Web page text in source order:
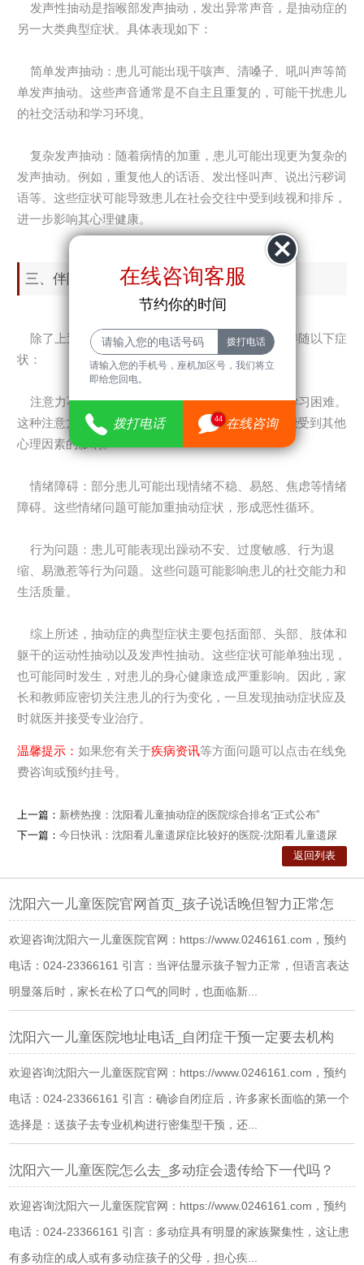
发声性抽动是指喉部发声抽动，发出异常声音，是抽动症的
另一大类典型症状。具体表现如下：
简单发声抽动：患儿可能出现干咳声、清嗓子、吼叫声等简
单发声抽动。这些声音通常是不自主且重复的，可能干扰患儿
的社交活动和学习环境。
复杂发声抽动：随着病情的加重，患儿可能出现更为复杂的
发声抽动。例如，重复他人的话语、发出怪叫声、说出污秽词
语等。这些症状可能导致患儿在社会交往中受到歧视和排斥，
进一步影响其心理健康。
三、伴随症状
除了上述主要的抽动症状外，抽动症患儿还可能伴随以下症
状：
注意力不集中：患儿可能难以集中注意力，导致学习困难。
这种注意力不集中可能与抽动症状本身有关，也可能受到其他
心理因素的影响。
情绪障碍：部分患儿可能出现情绪不稳、易怒、焦虑等情绪
障碍。这些情绪问题可能加重抽动症状，形成恶性循环。
行为问题：患儿可能表现出躁动不安、过度敏感、行为退
缩、易激惹等行为问题。这些问题可能影响患儿的社交能力和
生活质量。
综上所述，抽动症的典型症状主要包括面部、头部、肢体和
躯干的运动性抽动以及发声性抽动。这些症状可能单独出现，
也可能同时发生，对患儿的身心健康造成严重影响。因此，家
长和教师应密切关注患儿的行为变化，一旦发现抽动症状应及
时就医并接受专业治疗。
温馨提示： 如果您有关于疾病资讯等方面问题可以点击在线免
费咨询或预约挂号。
上一篇： 新榜热搜：沈阳看儿童抽动症的医院综合排名“正式公布”
下一篇： 今日快讯：沈阳看儿童遗尿症比较好的医院-沈阳看儿童遗尿
返回列表
沈阳六一儿童医院官网首页_孩子说话晚但智力正常怎
欢迎咨询沈阳六一儿童医院官网：https://www.0246161.com，预约
电话：024-23366161 引言：当评估显示孩子智力正常，但语言表达
明显落后时，家长在松了口气的同时，也面临新...
沈阳六一儿童医院地址电话_自闭症干预一定要去机构
欢迎咨询沈阳六一儿童医院官网：https://www.0246161.com，预约
电话：024-23366161 引言：确诊自闭症后，许多家长面临的第一个
选择是：送孩子去专业机构进行密集型干预，还...
沈阳六一儿童医院怎么去_多动症会遗传给下一代吗？
欢迎咨询沈阳六一儿童医院官网：https://www.0246161.com，预约
电话：024-23366161 引言：多动症具有明显的家族聚集性，这让患
有多动症的成人或有多动症孩子的父母，担心疾...
在线咨询客服
节约你的时间
请输入您的手机号，座机加区号，我们将立
即给您回电。
拨打电话 44 在线咨询